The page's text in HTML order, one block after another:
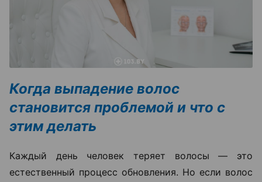
Когда выпадение волос
становится проблемой и что с
этим делать
Каждый день человек теряет волосы — это
естественный процесс обновления. Но если волос